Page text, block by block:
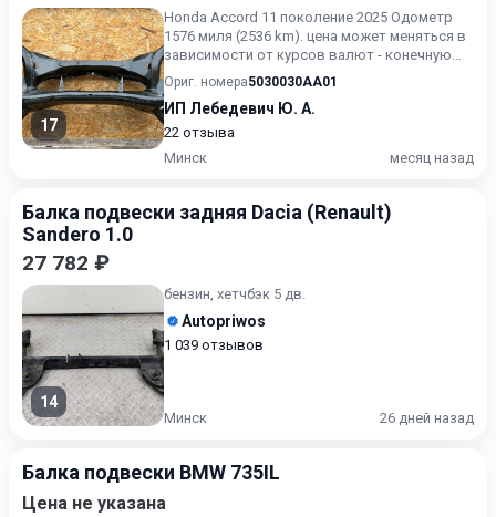
17
Honda Accord 11 поколение 2025 Одометр
1576 миля (2536 km). цена может меняться в
зависимости от курсов валют - конечную
стоимость уточняйте...
Ориг. номера5030030AA01
ИП Лебедевич Ю. А.
22 отзыва
Минск
месяц назад
Балка подвески задняя Dacia (Renault)
Sandero 1.0
27 782 ₽
14
бензин, хетчбэк 5 дв.
Autopriwos
1 039 отзывов
Минск 26 дней назад
Балка подвески BMW 735IL
Цена не указана